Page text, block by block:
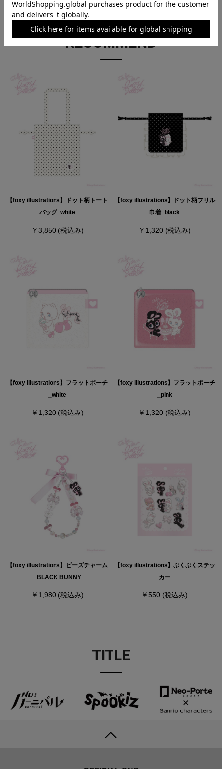
RECOMMEND
【foxy illustrations】ドット柄トート
バッグ_white
￥3,850 (税込み)
【foxy illustrations】ドット柄フリル
巾着_black
￥1,320 (税込み)
【foxy illustrations】フラットポーチ
_white
￥1,320 (税込み)
【foxy illustrations】フラットポーチ
_pink
￥1,320 (税込み)
【foxy illustrations】ビーズチャーム
_BLACK BUNNY
￥1,980 (税込み)
【foxy illustrations】ぷくぷくステッ
カー
￥550 (税込み)
TITLE